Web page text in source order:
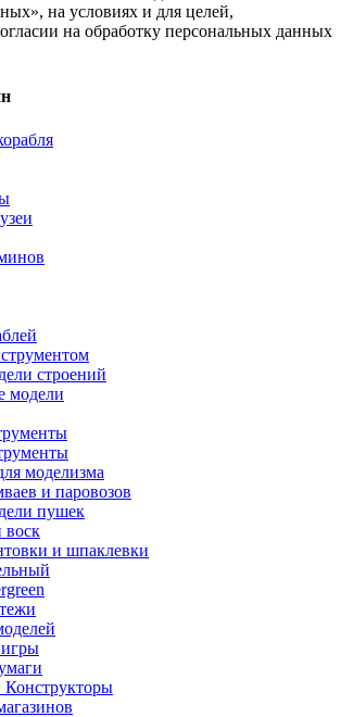
на условиях и для целей,
на обработку персональных данных
строений
модели
моделизма
и паровозов
пушек
воск
и шпаклевки